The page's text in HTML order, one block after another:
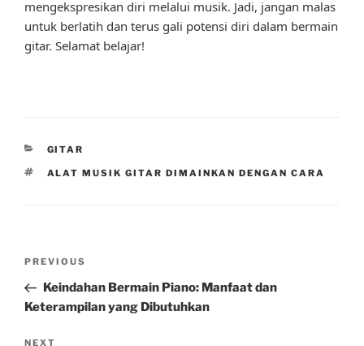
mengekspresikan diri melalui musik. Jadi, jangan malas
untuk berlatih dan terus gali potensi diri dalam bermain
gitar. Selamat belajar!
CATEGORIES
GITAR
TAGS
ALAT MUSIK GITAR DIMAINKAN DENGAN CARA
Previous
Post
PREVIOUS
Keindahan Bermain Piano: Manfaat dan
Keterampilan yang Dibutuhkan
NEXT